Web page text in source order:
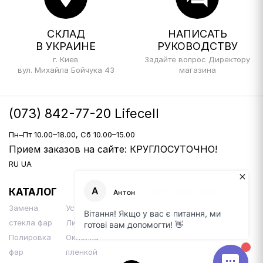
СКЛАД
В УКРАИНЕ
г. Киев
вул. Михайла Бойчука 43
НАПИСАТЬ
РУКОВОДСТВУ
Задайте вопрос Директору
магазина
(073) 842-77-20 Lifecell
Пн–Пт 10.00–18.00, Сб 10.00–15.00
Прием заказов на сайте: КРУГЛОСУТОЧНО!
RU UA
КАТАЛОГ
Замена
стекла фар
Установка Би-
Линз
Полировка
фар
Оклейка
пленкой
Контакты